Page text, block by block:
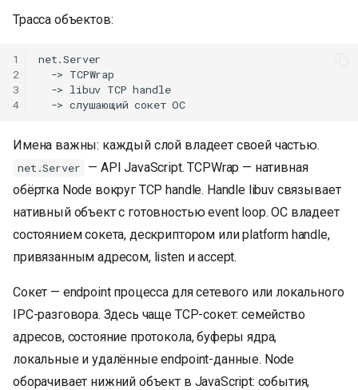
Трасса объектов:
1
2
3
4
net.Server
  -> TCPWrap
  -> libuv TCP handle
Имена важны: каждый слой владеет своей частью.
net.Server
— API JavaScript. TCPWrap — нативная
обёртка Node вокруг TCP handle. Handle libuv связывает
нативный объект с готовностью event loop. ОС владеет
состоянием сокета, дескриптором или platform handle,
привязанным адресом, listen и accept.
Сокет — endpoint процесса для сетевого или локального
IPC-разговора. Здесь чаще TCP-сокет: семейство
адресов, состояние протокола, буферы ядра,
локальные и удалённые endpoint-данные. Node
оборачивает нижний объект в JavaScript: события,